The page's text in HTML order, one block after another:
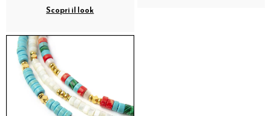
Scopri il look